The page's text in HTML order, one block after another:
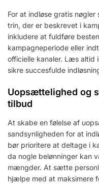
For at indløse gratis
trin, der er beskrevet i
inkludere at fuldføre
kampagneperiode eller
officielle kanaler. Læs altid
sikre succesfulde
Uopsættelighed og
tilbud
At skabe en følelse af
sandsynligheden for at
bør prioritere at deltage i
da nogle belønninger
mængder. At sætte
hjælpe med at maksimere